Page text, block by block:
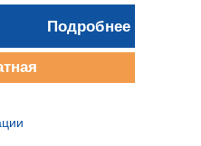
Подробнее